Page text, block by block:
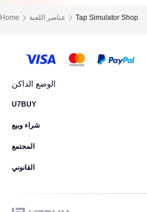
Home عناصر اللعبة Tap Simulator Shop
الوضع الداكن
U7BUY
شراء وبيع
المجتمع
القانوني